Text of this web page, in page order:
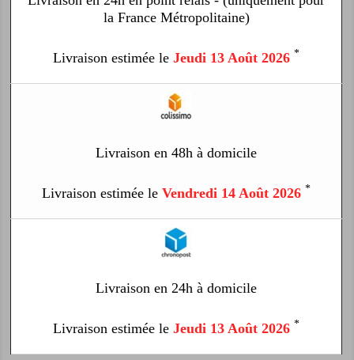
la France Métropolitaine)
Livraison estimée le Jeudi 13 Août 2026 *
Livraison en 48h à domicile
Livraison estimée le Vendredi 14 Août 2026 *
Livraison en 24h à domicile
Livraison estimée le Jeudi 13 Août 2026 *